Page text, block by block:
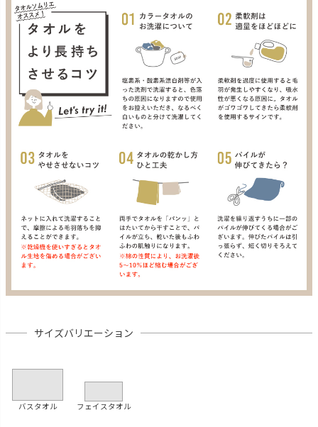
サイズバリエーション
バスタオル フェイスタオル